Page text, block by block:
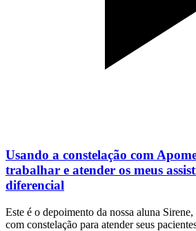
Usando a constelação com
trabalhar e atender os meus
diferencial
Este é o depoimento da nossa aluna
com constelação para atender seus